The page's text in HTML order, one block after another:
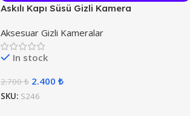
Askılı Kapı Süsü Gizli Kamera
Aksesuar Gizli Kameralar
In stock
2.700₺ 2.400 ₺
SKU: S246